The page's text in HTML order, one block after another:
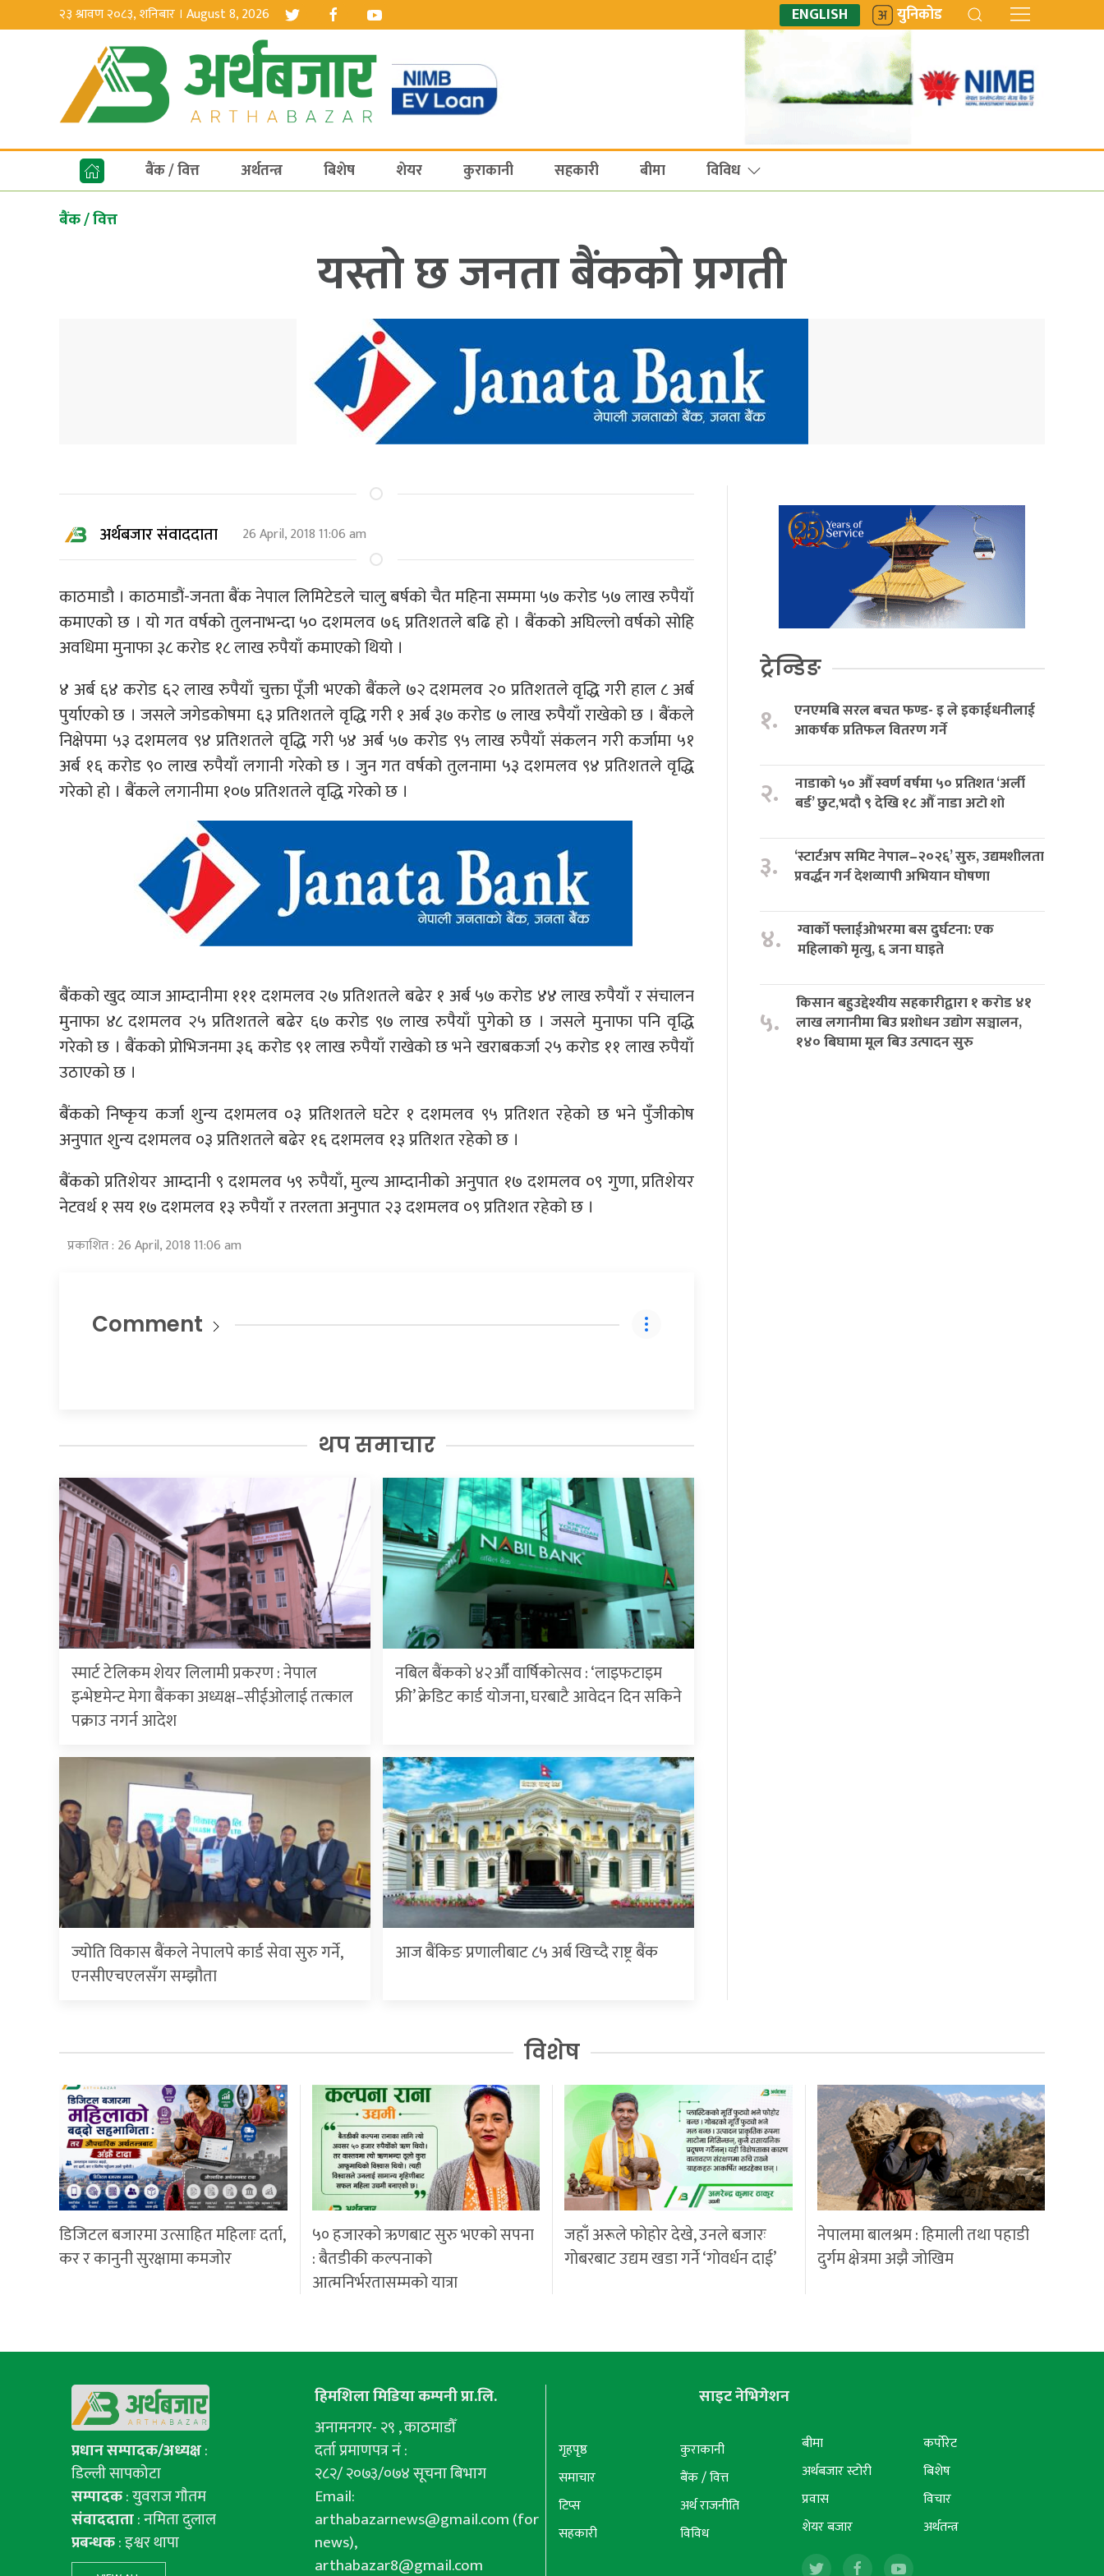
२३ श्रावण २०८३, शनिबार । August 8, 2026 ENGLISH युनिकोड
बैंक / वित्त अर्थतन्त्र बिशेष शेयर कुराकानी सहकारी बीमा विविध
बैंक / वित्त
यस्तो छ जनता बैंकको प्रगती
अर्थबजार संवाददाता 26 April, 2018 11:06 am
काठमाडाै । काठमाडौं-जनता बैंक नेपाल लिमिटेडले चालु बर्षको चैत महिना सम्ममा ५७ करोड ५७ लाख रुपैयाँ
कमाएको छ । यो गत वर्षको तुलनाभन्दा ५० दशमलव ७६ प्रतिशतले बढि हो । बैंकको अघिल्लो वर्षको सोहि
अवधिमा मुनाफा ३८ करोड १८ लाख रुपैयाँ कमाएको थियो ।
४ अर्ब ६४ करोड ६२ लाख रुपैयाँ चुक्ता पूँजी भएको बैंकले ७२ दशमलव २० प्रतिशतले वृद्धि गरी हाल ८ अर्ब
पुर्याएको छ । जसले जगेडकोषमा ६३ प्रतिशतले वृद्धि गरी १ अर्ब ३७ करोड ७ लाख रुपैयाँ राखेको छ । बैंकले
निक्षेपमा ५३ दशमलव ९४ प्रतिशतले वृद्धि गरी ५४ अर्ब ५७ करोड ९५ लाख रुपैयाँ संकलन गरी कर्जामा ५१
अर्ब १६ करोड ९० लाख रुपैयाँ लगानी गरेको छ । जुन गत वर्षको तुलनामा ५३ दशमलव ९४ प्रतिशतले वृद्धि
गरेको हो । बैंकले लगानीमा १०७ प्रतिशतले वृद्धि गरेको छ ।
बैंकको खुद व्याज आम्दानीमा १११ दशमलव २७ प्रतिशतले बढेर १ अर्ब ५७ करोड ४४ लाख रुपैयाँ र संचालन
मुनाफा ४८ दशमलव २५ प्रतिशतले बढेर ६७ करोड ९७ लाख रुपैयाँ पुगेको छ । जसले मुनाफा पनि वृद्धि
गरेको छ । बैंकको प्रोभिजनमा ३६ करोड ९१ लाख रुपैयाँ राखेको छ भने खराबकर्जा २५ करोड ११ लाख रुपैयाँ
उठाएको छ ।
बैंकको निष्कृय कर्जा शुन्य दशमलव ०३ प्रतिशतले घटेर १ दशमलव ९५ प्रतिशत रहेको छ भने पुँजीकोष
अनुपात शुन्य दशमलव ०३ प्रतिशतले बढेर १६ दशमलव १३ प्रतिशत रहेको छ ।
बैंकको प्रतिशेयर आम्दानी ९ दशमलव ५९ रुपैयाँ, मुल्य आम्दानीको अनुपात १७ दशमलव ०९ गुणा, प्रतिशेयर
नेटवर्थ १ सय १७ दशमलव १३ रुपैयाँ र तरलता अनुपात २३ दशमलव ०९ प्रतिशत रहेको छ ।
प्रकाशित : 26 April, 2018 11:06 am
Comment
थप समाचार
स्मार्ट टेलिकम शेयर लिलामी प्रकरण : नेपाल
इन्भेष्टमेन्ट मेगा बैंकका अध्यक्ष–सीईओलाई तत्काल
पक्राउ नगर्न आदेश
नबिल बैंकको ४२औँ वार्षिकोत्सव : ‘लाइफटाइम
फ्री’ क्रेडिट कार्ड योजना, घरबाटै आवेदन दिन सकिने
ज्योति विकास बैंकले नेपालपे कार्ड सेवा सुरु गर्ने,
एनसीएचएलसँग सम्झौता
आज बैंकिङ प्रणालीबाट ८५ अर्ब खिच्दै राष्ट्र बैंक
ट्रेन्डिङ
१.
एनएमबि सरल बचत फण्ड- इ ले इकाईधनीलाई
आकर्षक प्रतिफल वितरण गर्ने
२.
नाडाको ५० औँ स्वर्ण वर्षमा ५० प्रतिशत ‘अर्ली
बर्ड’ छुट,भदौ ९ देखि १८ औँ नाडा अटो शो
३.
‘स्टार्टअप समिट नेपाल–२०२६’ सुरु, उद्यमशीलता
प्रवर्द्धन गर्न देशव्यापी अभियान घोषणा
४.
ग्वार्को फ्लाईओभरमा बस दुर्घटना: एक
महिलाको मृत्यु, ६ जना घाइते
५.
किसान बहुउद्देश्यीय सहकारीद्वारा १ करोड ४१
लाख लगानीमा बिउ प्रशोधन उद्योग सञ्चालन,
१४० बिघामा मूल बिउ उत्पादन सुरु
विशेष
डिजिटल बजारमा उत्साहित महिलाः दर्ता,
कर र कानुनी सुरक्षामा कमजोर
५० हजारको ऋणबाट सुरु भएको सपना
: बैतडीकी कल्पनाको
आत्मनिर्भरतासम्मको यात्रा
जहाँ अरूले फोहोर देखे, उनले बजारः
गोबरबाट उद्यम खडा गर्ने ‘गोवर्धन दाई’
नेपालमा बालश्रम : हिमाली तथा पहाडी
दुर्गम क्षेत्रमा अझै जोखिम
प्रधान सम्पादक/अध्यक्ष:
डिल्ली सापकोटा
सम्पादक: युवराज गाैतम
संवाददाता: नमिता दुलाल
प्रबन्धक: इश्वर थापा
हिमशिला मिडिया कम्पनी प्रा.लि.
अनामनगर- २९ , काठमाडौँ
दर्ता प्रमाणपत्र नं :
२८२/ २०७३/०७४ सूचना बिभाग
Email:
arthabazarnews@gmail.com(for
news),
arthabazar8@gmail.com
साइट नेभिगेशन
गृहपृष्ठ
समाचार
टिप्स
सहकारी
कुराकानी
बैंक / वित्त
अर्थ राजनीति
विविध
बीमा
अर्थबजार स्टोरी
प्रवास
शेयर बजार
कर्पोरेट
बिशेष
विचार
अर्थतन्त्र